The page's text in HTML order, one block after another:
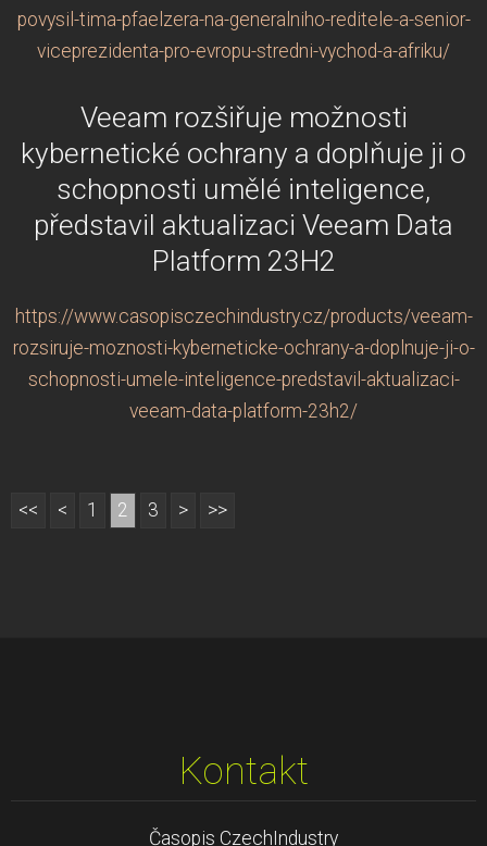
povysil-tima-pfaelzera-na-generalniho-reditele-a-senior-
viceprezidenta-pro-evropu-stredni-vychod-a-afriku/
Veeam rozšiřuje možnosti
kybernetické ochrany a doplňuje ji o
schopnosti umělé inteligence,
představil aktualizaci Veeam Data
Platform 23H2
https://www.casopisczechindustry.cz/products/veeam-
rozsiruje-moznosti-kyberneticke-ochrany-a-doplnuje-ji-o-
schopnosti-umele-inteligence-predstavil-aktualizaci-
veeam-data-platform-23h2/
<< < 1 2 3 > >>
Kontakt
Časopis CzechIndustry